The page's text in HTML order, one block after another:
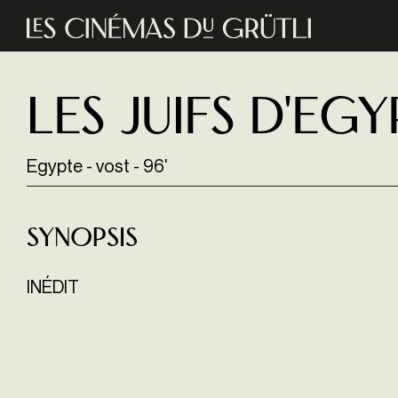
Aller au contenu principal
Les juifs
Egypte - vost - 96'
Synopsis
INÉDIT